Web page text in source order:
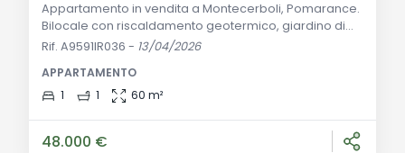
Appartamento in vendita a Montecerboli, Pomarance.
Bilocale con riscaldamento geotermico, giardino di
150 mq, cantina e garage. Perfetto rifugio immerso
Montecerboli, nel comune di Pomarance, questo
accogliente appartamento di circa 60 mq è la scelta
toscana. L'immobile è composto da una cucina acco
Rif. A9591IR036 - 13/04/2026
APPARTAMENTO
1
1 60 m²
48.000 €